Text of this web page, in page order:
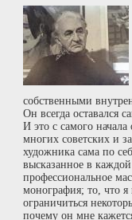
собственными
Он всегда оставался
И это с самого
многих советских и
художника сама по
высказанное в
профессиональное
монография; то, что я
ограничиться
почему он мне